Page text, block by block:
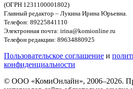
(ОГРН 1231100001802)
Главный редактор – Лукина Ирина Юрьевна.
Телефон: 89225841110
Электронная почта: irina@komionline.ru
Телефон редакции: 89634880925
Пользовательское соглашение и
конфиденциальности
© ООО «КомиОнлайн», 2006–2026.